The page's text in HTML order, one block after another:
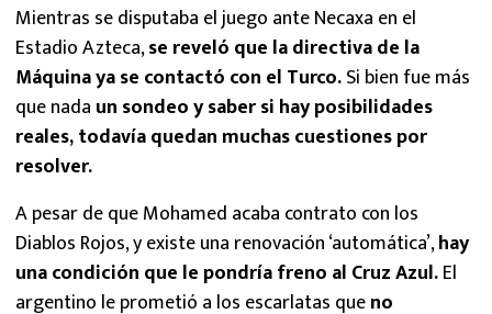
Mientras se disputaba el juego ante Necaxa en el
Estadio Azteca,se reveló que la directiva de la
Máquina ya se contactó con el Turco.Si bien fue más
que nada un sondeo y saber si hay posibilidades
reales, todavía quedan muchas cuestiones por
resolver.
A pesar de que Mohamed acaba contrato con los
Diablos Rojos, y existe una renovación ‘automática’,hay
una condición que le pondría freno al Cruz Azul.El
argentino le prometió a los escarlatas queno